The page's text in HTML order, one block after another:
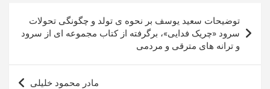
نوشته
توضیحات سعید یوسف بر نحوه ی تولد و چگونگی تحولات
سرود «چریک فدایی»، برگرفته از کتاب مجموعه ای از سرود
و ترانه های مترقی و مردمی
مادر محمود خلیلی